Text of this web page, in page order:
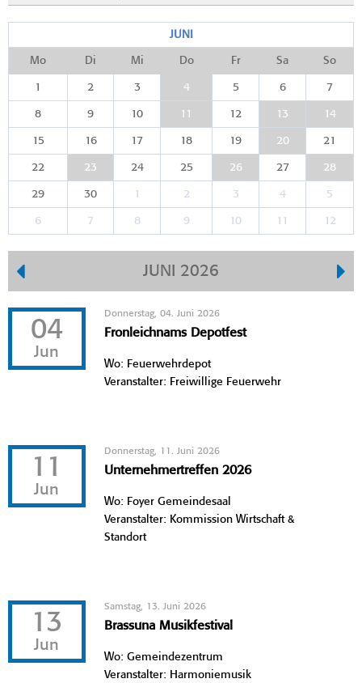
JUNI
Mo Di Mi Do Fr Sa So
1 2 3 4 5 6 7
8 9 10 11 12 13 14
15 16 17 18 19 20 21
22 23 24 25 26 27 28
29 30 1 2 3 4 5
6 7 8 9 10 11 12
JUNI 2026
04
Jun
Donnerstag, 04. Juni 2026
Fronleichnams Depotfest
Wo: Feuerwehrdepot
Veranstalter: Freiwillige Feuerwehr
11
Jun
Donnerstag, 11. Juni 2026
Unternehmertreffen 2026
Wo: Foyer Gemeindesaal
Veranstalter: Kommission Wirtschaft &
Standort
13
Jun
Samstag, 13. Juni 2026
Brassuna Musikfestival
Wo: Gemeindezentrum
Veranstalter: Harmoniemusik